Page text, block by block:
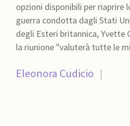
opzioni disponibili per riaprire
guerra condotta dagli Stati
degli Esteri britannica, Yvette
la riunione "valuterà tutte le
Eleonora Cudicio |